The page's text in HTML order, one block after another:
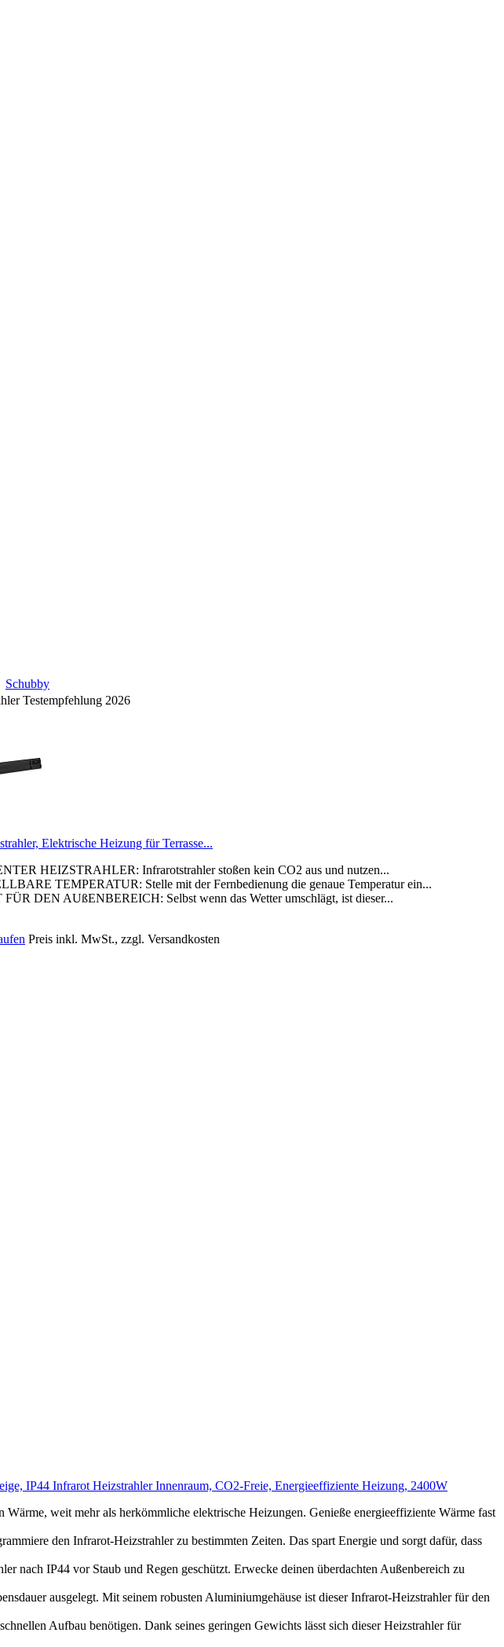
Schubby
Testempfehlung 2026
Elektrische Heizung für Terrasse...
HEIZSTRAHLER: Infrarotstrahler stoßen kein CO2 aus und nutzen...
TEMPERATUR: Stelle mit der Fernbedienung die genaue Temperatur ein...
DEN AUßENBEREICH: Selbst wenn das Wetter umschlägt, ist dieser...
Preis inkl. MwSt., zzgl. Versandkosten
IP44 Infrarot Heizstrahler Innenraum, CO2-Freie, Energieeffiziente Heizung, 2400W
weit mehr als herkömmliche elektrische Heizungen. Genieße energieeffiziente Wärme fast
den Infrarot-Heizstrahler zu bestimmten Zeiten. Das spart Energie und sorgt dafür, dass
IP44 vor Staub und Regen geschützt. Erwecke deinen überdachten Außenbereich zu
ausgelegt. Mit seinem robusten Aluminiumgehäuse ist dieser Infrarot-Heizstrahler für den
Aufbau benötigen. Dank seines geringen Gewichts lässt sich dieser Heizstrahler für